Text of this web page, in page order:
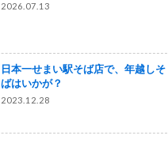
2026.07.13
日本一せまい駅そば店で、年越しそ
ばはいかが？
2023.12.28